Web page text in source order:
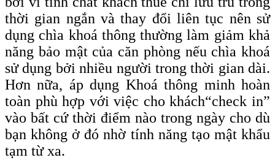
thời gian ngắn và thay đổi liên tục nên sử
dụng chìa khoá thông thường làm giảm khả
năng bảo mật của căn phòng nếu chìa khoá
sử dụng bởi nhiều người trong thời gian dài.
Hơn nữa, áp dụng Khoá thông minh hoàn
toàn phù hợp với việc cho khách“checkin”
vào bất cứ thời điểm nào trong ngày cho dù
bạn không ở đó nhờ tính năng tạo mật khẩu
tạm từ xa.